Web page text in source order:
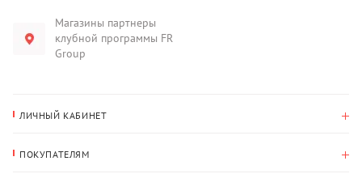
Магазины партнеры
клубной программы FR
Group
ЛИЧНЫЙ КАБИНЕТ
ПОКУПАТЕЛЯМ